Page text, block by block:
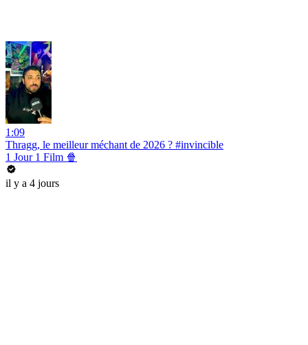
1:09
Thragg, le meilleur méchant de 2026 ? #invincible
1 Jour 1 Film 🍿
il y a 4 jours